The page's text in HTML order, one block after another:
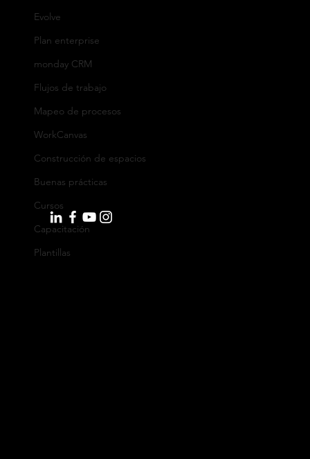
Evolve
Plan enterprise
monday CRM
Flujos de trabajo
Mapeo de procesos
WorkCanvas
Construcción de espacios
Buenas prácticas
Cursos
Capacitación
Plantillas
monday work management
Oficina México
C.P. 01020, Ciudad de México, México
Tel: +52 (55) 5662 4041
WhatsApp: +52 (55) 5182 6823
Calle Eduardo Ibarra 6, Edificio BSSC
C.P. 50009, Zaragoza, España
WhatsApp: +34 644 39 88 22
info@orkesta.net